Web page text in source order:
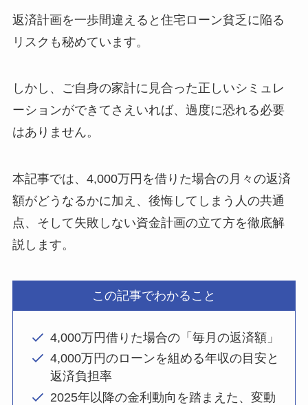
返済計画を一歩間違えると住宅ローン貧乏に陥る
リスクも秘めています。
しかし、ご自身の家計に見合った正しいシミュレ
ーションができてさえいれば、過度に恐れる必要
はありません。
本記事では、4,000万円を借りた場合の月々の返済
額がどうなるかに加え、後悔してしまう人の共通
点、そして失敗しない資金計画の立て方を徹底解
説します。
この記事でわかること
4,000万円借りた場合の「毎月の返済額」
4,000万円のローンを組める年収の目安と
返済負担率
2025年以降の金利動向を踏まえた、変動